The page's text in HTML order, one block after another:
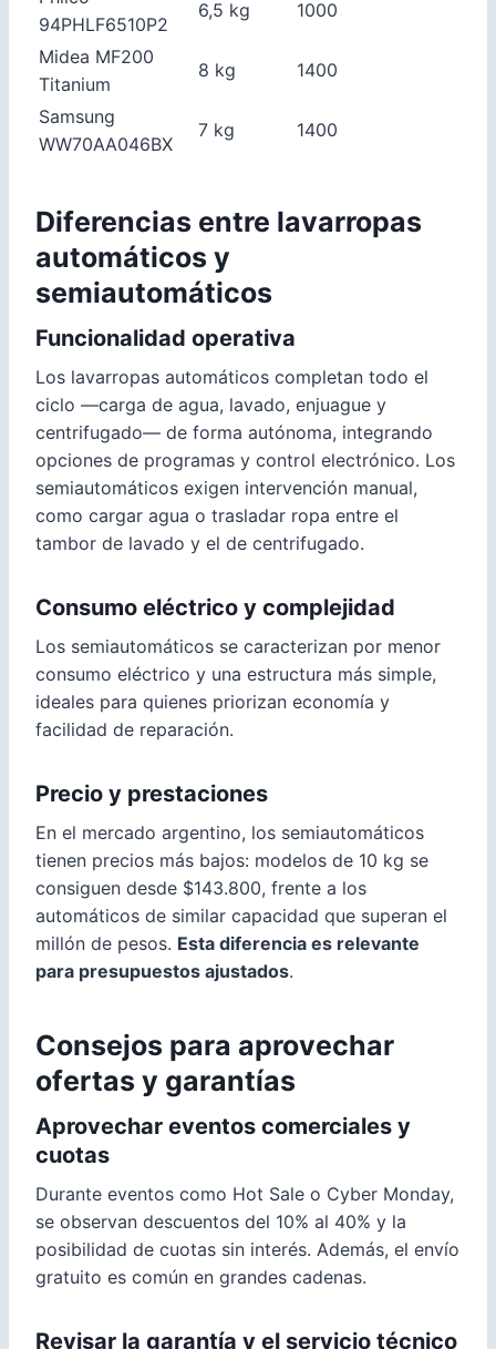
94PHLF6510P2
6,5 kg 1000
Midea MF200
Titanium
8 kg 1400
Samsung
WW70AA046BX
7 kg 1400
Diferencias entre lavarropas
automáticos y
semiautomáticos
Funcionalidad operativa
Los lavarropas automáticos completan todo el
ciclo —carga de agua, lavado, enjuague y
centrifugado— de forma autónoma, integrando
opciones de programas y control electrónico. Los
semiautomáticos exigen intervención manual,
como cargar agua o trasladar ropa entre el
tambor de lavado y el de centrifugado.
Consumo eléctrico y complejidad
Los semiautomáticos se caracterizan por menor
consumo eléctrico y una estructura más simple,
ideales para quienes priorizan economía y
facilidad de reparación.
Precio y prestaciones
En el mercado argentino, los semiautomáticos
tienen precios más bajos: modelos de 10 kg se
consiguen desde $143.800, frente a los
automáticos de similar capacidad que superan el
millón de pesos. Esta diferencia es relevante
para presupuestos ajustados.
Consejos para aprovechar
ofertas y garantías
Aprovechar eventos comerciales y
cuotas
Durante eventos como Hot Sale o Cyber Monday,
se observan descuentos del 10% al 40% y la
posibilidad de cuotas sin interés. Además, el envío
gratuito es común en grandes cadenas.
Revisar la garantía y el servicio técnico